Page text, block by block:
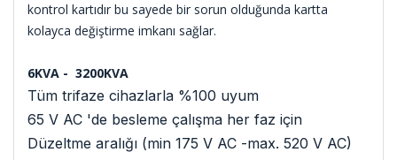
kontrol kartıdır bu sayede bir sorun olduğunda kartta
kolayca değiştirme imkanı sağlar.
6KVA - 3200KVA
Tüm trifaze cihazlarla %100 uyum
65 V AC 'de besleme çalışma her faz için
Düzeltme aralığı (min 175 V AC -max. 520 V AC)